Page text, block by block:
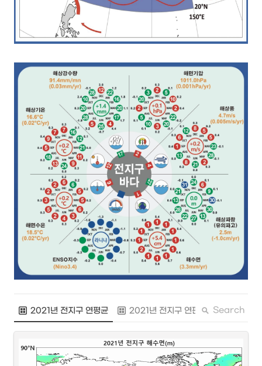
2021년 전지구 연평균 2021년 전지구 연편차 2021년
Search